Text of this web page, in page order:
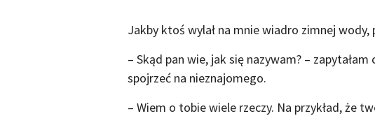
Jakby ktoś wylał na mnie wiadro zimnej wody,
– Skąd pan wie, jak się nazywam? –
spojrzeć na nieznajomego.
– Wiem o tobie wiele rzeczy. Na przykład, że